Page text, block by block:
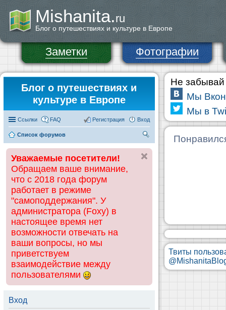
Mishanita.ru
Блог о путешествиях и культуре в Европе
Заметки Фотографии
Блог о путешествиях и
культуре в Европе
Ссылки FAQ Вход
Регистрация
Список форумов
ск
Уважаемые посетители!
Обращаем ваше внимание,
что с 2018 года форум
работает в режиме
"самоподдержания". У
администратора (Foxy) в
настоящее время нет
возможности отвечать на
ваши вопросы, но мы
приветствуем
взаимодействие между
пользователями
Вход
Не забывай
Мы
Мы в
Твиты